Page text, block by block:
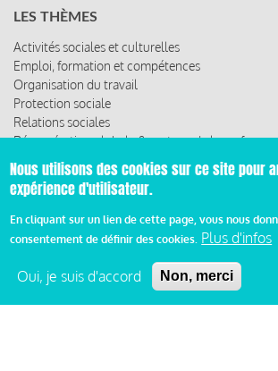
LES THÈMES
Activités sociales et culturelles
Emploi, formation et compétences
Organisation du travail
Protection sociale
Relations sociales
Rémunération globale & partage de la
Santé au travail
Vie économique, RSE & solidarité
ACCÈS RAPIDE
Les abonnements
Les ressources
Nous utilisons des cookies sur ce site pour
expérience d'utilisateur.
En cliquant sur un lien de cette page, vous nous
consentement de définir des cookies. Plus d'infos
Oui, je suis d'accord Non, merci